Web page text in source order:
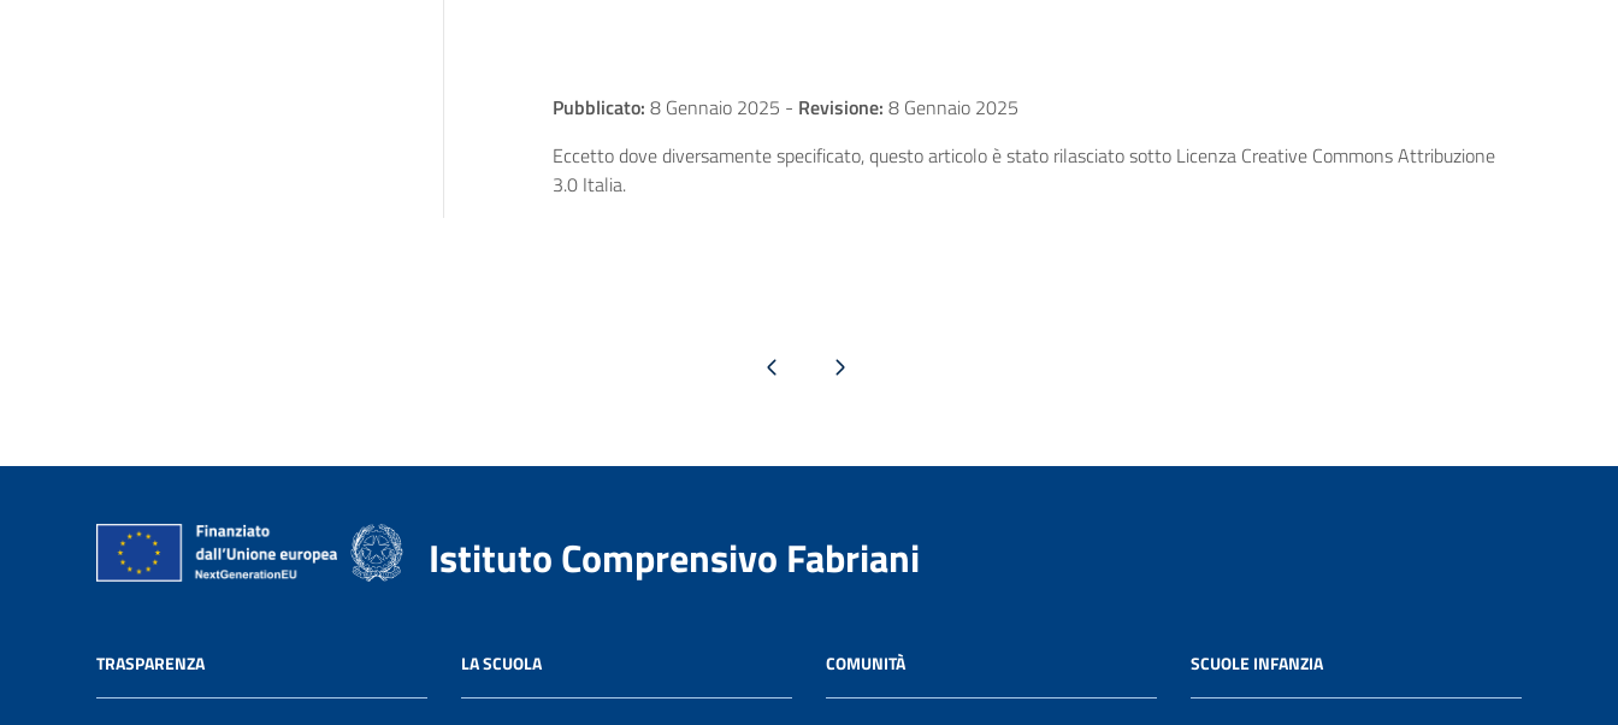
Pubblicato: 8 Gennaio 2025 - Revisione: 8 Gennaio 2025
Eccetto dove diversamente specificato, questo articolo è stato rilasciato sotto Licenza Creative Commons Attribuzione
3.0 Italia.
Pagina precedentePagina successiva
Istituto Comprensivo Fabriani
TRASPARENZA LA SCUOLA COMUNITÀ SCUOLE INFANZIA